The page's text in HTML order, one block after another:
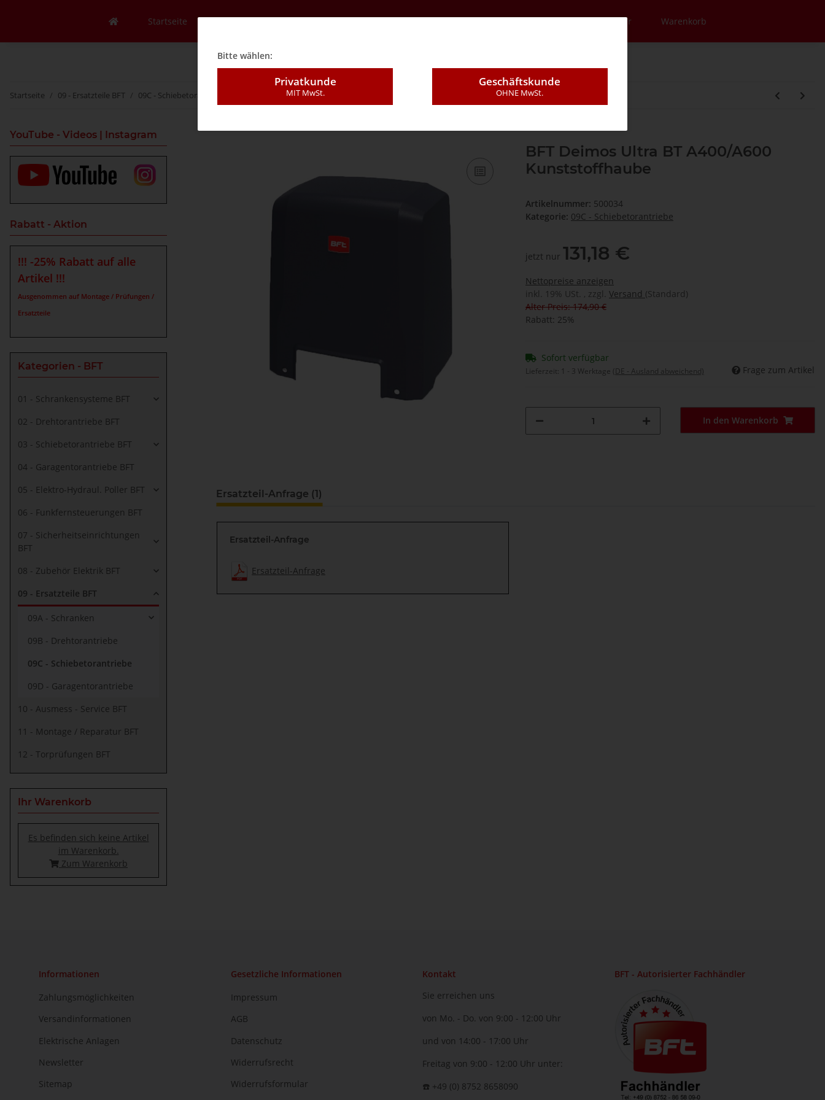
Startseite Mein Konto Kontakt Über Uns E-Mail Montageleistungen Newsletter Warenkorb
Startseite 09 - Ersatzteile BFT 09C - Schiebetorantriebe BFT Deimos Ultra BT A400/A600 Kunststoffhaube
BFT Deimos Ultra BT A400/A600
Kunststoffhaube
Artikelnummer: 500034
Kategorie: 09C - Schiebetorantriebe
jetzt nur 131,18 €
Nettopreise anzeigen
inkl. 19% USt. , zzgl. Versand (Standard)
Alter Preis: 174,90 €
Rabatt: 25%
Sofort verfügbar
Lieferzeit: 1 - 3 Werktage (DE - Ausland abweichend) Frage zum Artikel
In den Warenkorb
Ersatzteil-Anfrage (1)
Ersatzteil-Anfrage
Ersatzteil-Anfrage
YouTube - Videos | Instagram
Rabatt - Aktion
!!! -25% Rabatt auf alle
Artikel !!!
Ausgenommen auf Montage / Prüfungen /
Ersatzteile
Kategorien - BFT
01 - Schrankensysteme BFT
02 - Drehtorantriebe BFT
03 - Schiebetorantriebe BFT
04 - Garagentorantriebe BFT
05 - Elektro-Hydraul. Poller BFT
06 - Funkfernsteuerungen BFT
07 - Sicherheitseinrichtungen
BFT
08 - Zubehör Elektrik BFT
09 - Ersatzteile BFT
09A - Schranken
09B - Drehtorantriebe
09C - Schiebetorantriebe
09D - Garagentorantriebe
10 - Ausmess - Service BFT
11 - Montage / Reparatur BFT
12 - Torprüfungen BFT
Ihr Warenkorb
Es befinden sich keine Artikel
im Warenkorb.
Zum Warenkorb
Informationen
Zahlungsmöglichkeiten
Versandinformationen
Elektrische Anlagen
Newsletter
Sitemap
Gesetzliche Informationen
Impressum
AGB
Datenschutz
Widerrufsrecht
Widerrufsformular
Kontakt
Sie erreichen uns
von Mo. - Do. von 9:00 - 12:00 Uhr
und von 14:00 - 17:00 Uhr
Freitag von 9:00 - 12:00 Uhr unter:
☎️ +49 (0) 8752 8658090
BFT - Autorisierter Fachhändler
Bitte wählen:
Privatkunde
MIT MwSt.
Geschäftskunde
OHNE MwSt.